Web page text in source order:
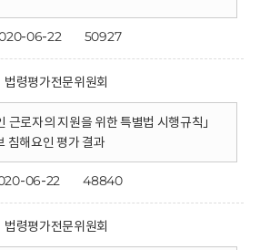
06-22 50927
법령평가전문위원회
근로자의 지원을 위한 특별법 시행규칙」
침해요인 평가 결과
06-22 48840
법령평가전문위원회